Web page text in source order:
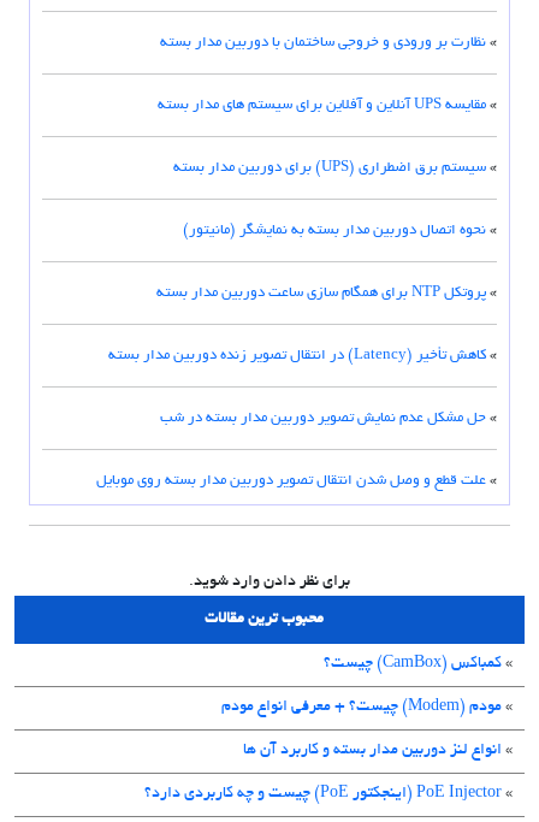
» نظارت بر ورودی و خروجی ساختمان با دوربین مدار بسته
» مقایسه UPS آنلاین و آفلاین برای سیستم های مدار بسته
» سیستم برق اضطراری (UPS) برای دوربین مدار بسته
» نحوه اتصال دوربین مدار بسته به نمایشگر (مانیتور)
» پروتکل NTP برای همگام سازی ساعت دوربین مدار بسته
» کاهش تأخیر (Latency) در انتقال تصویر زنده دوربین مدار بسته
» حل مشکل عدم نمایش تصویر دوربین مدار بسته در شب
» علت قطع و وصل شدن انتقال تصویر دوربین مدار بسته روی موبایل
برای نظر دادن وارد شوید.
محبوب ترین مقالات
» کمباکس (CamBox) چیست؟
» مودم (Modem) چیست؟ + معرفی انواع مودم
» انواع لنز دوربین مدار بسته و کاربرد آن ها
» PoE Injector (اینجکتور PoE) چیست و چه کاربردی دارد؟